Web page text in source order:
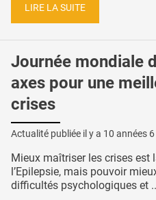
LIRE LA SUITE
Journée mondiale
axes pour une
crises
Actualité publiée il y a 10 années
Mieux maîtriser les crises est
l’Epilepsie, mais pouvoir
difficultés psychologiques et